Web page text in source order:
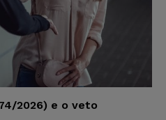
2026) e o veto